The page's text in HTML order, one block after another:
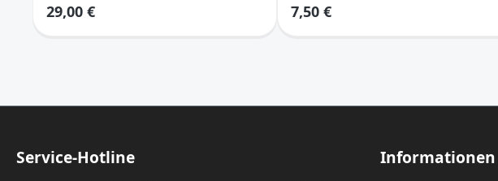
29,00 € 7,50 €
Service-Hotline Informationen